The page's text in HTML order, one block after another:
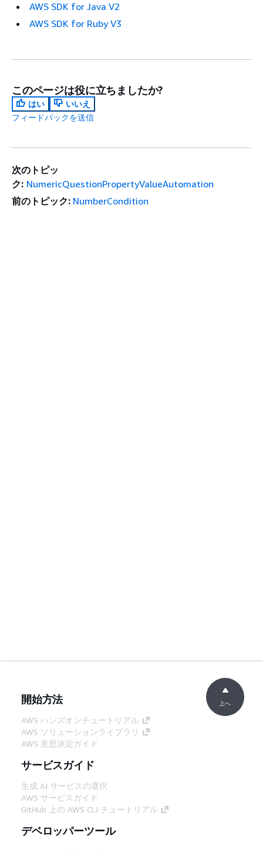
AWS SDK for Java V2
AWS SDK for Ruby V3
このページは役に立ちましたか?
はい
いいえ
フィードバックを送信
次のトピッ
ク: NumericQuestionPropertyValueAutomation
前のトピック: NumberCondition
開始方法
AWS ハンズオンチュートリアル
AWS ソリューションライブラリ
AWS 意思決定ガイド
サービスガイド
生成 AI サービスの選択
AWS サービスガイド
GitHub 上の AWS CLI チュートリアル
デベロッパーツール
上へ